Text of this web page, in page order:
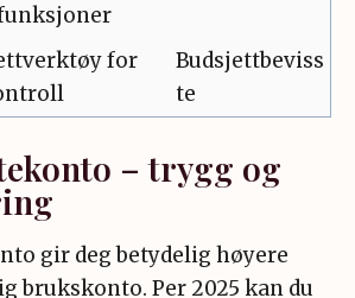
for
Budsjettbeviss
te
– trygg og
gir deg betydelig høyere
brukskonto. Per 2025 kan du